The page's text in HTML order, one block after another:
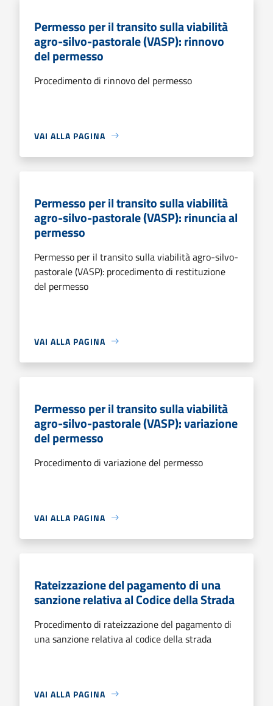
Permesso per il transito sulla viabilità
agro-silvo-pastorale (VASP): rinnovo
del permesso
Procedimento di rinnovo del permesso
VAI ALLA PAGINA
Permesso per il transito sulla viabilità
agro-silvo-pastorale (VASP): rinuncia al
permesso
Permesso per il transito sulla viabilità agro-silvo-
pastorale (VASP): procedimento di restituzione
del permesso
VAI ALLA PAGINA
Permesso per il transito sulla viabilità
agro-silvo-pastorale (VASP): variazione
del permesso
Procedimento di variazione del permesso
VAI ALLA PAGINA
Rateizzazione del pagamento di una
sanzione relativa al Codice della Strada
Procedimento di rateizzazione del pagamento di
una sanzione relativa al codice della strada
VAI ALLA PAGINA